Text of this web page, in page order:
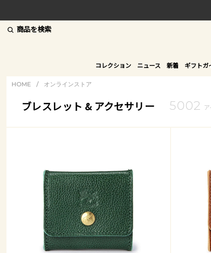
商品を検索
コレクション ニュース 新着 ギフトガ
HOME / オンラインストア
ブレスレット & アクセサリー 5002